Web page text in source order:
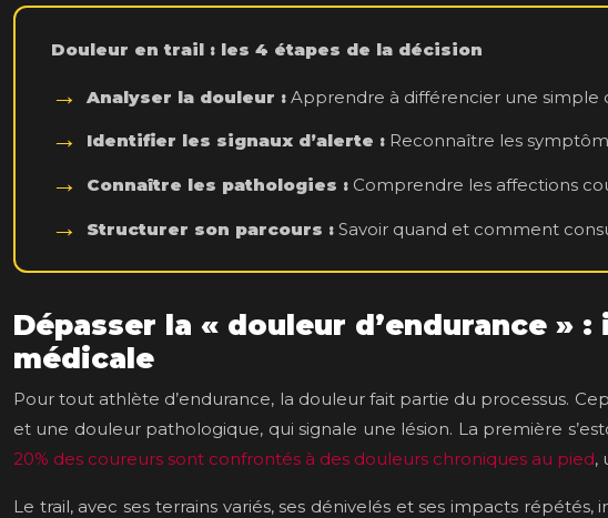
Douleur en trail : les 4 étapes de la décision
Analyser la douleur : Apprendre à différencier une simple
Identifier les signaux d’alerte : Reconnaître les
Connaître les pathologies : Comprendre les affections
Structurer son parcours : Savoir quand et comment
Dépasser la « douleur d’endurance
médicale
Pour tout athlète d’endurance, la douleur fait partie du processus.
et une douleur pathologique, qui signale une lésion. La première
20% des coureurs sont confrontés à des douleurs chroniques au pied,
Le trail, avec ses terrains variés, ses dénivelés et ses impacts